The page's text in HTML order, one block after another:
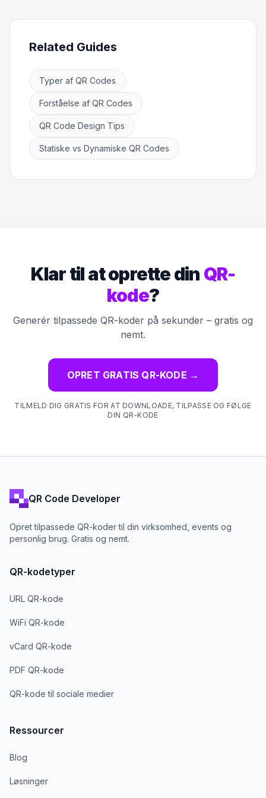
Related Guides
Typer af QR Codes
Forståelse af QR Codes
QR Code Design Tips
Statiske vs Dynamiske QR Codes
Klar til at oprette din QR-
kode?
Generér tilpassede QR-koder på sekunder – gratis og
nemt.
OPRET GRATIS QR-KODE →
TILMELD DIG GRATIS FOR AT DOWNLOADE, TILPASSE OG FØLGE
DIN QR-KODE
QR Code Developer
Opret tilpassede QR-koder til din virksomhed, events og
personlig brug. Gratis og nemt.
QR-kodetyper
URL QR-kode
WiFi QR-kode
vCard QR-kode
PDF QR-kode
QR-kode til sociale medier
Ressourcer
Blog
Løsninger